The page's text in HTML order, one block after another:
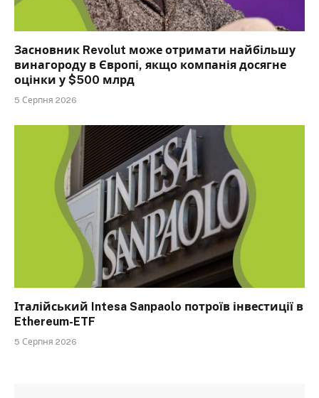
Засновник Revolut може отримати найбільшу
винагороду в Європі, якщо компанія досягне
оцінки у $500 млрд
5 Серпня 2026
Італійський Intesa Sanpaolo потроїв інвестиції в
Ethereum-ETF
5 Серпня 2026